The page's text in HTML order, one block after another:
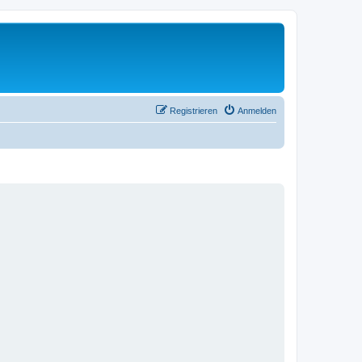
Anmelden
Registrieren